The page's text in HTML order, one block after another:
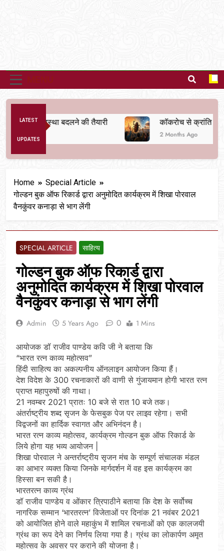
LATEST
UPDATES
व्यवस्था बदलने की तैयारी कॉकरोच से क्रांति तक
2 Months Ago
Home
Special Article
गोल्डन बुक ऑफ रिकार्ड द्वारा अनुमोदित कार्यक्रम में शिखा पोरवाल
वैनकुंवर कनाड़ा से भाग लेंगी
SPECIAL ARTICLE साहित्य
गोल्डन बुक ऑफ रिकार्ड द्वारा
अनुमोदित कार्यक्रम में शिखा पोरवाल
वैनकुंवर कनाड़ा से भाग लेंगी
Admin 5 Years Ago 0 1 Mins
आयोजक डॉ राजीव पाण्डेय कवि जी ने बताया कि
“भारत रत्न काव्य महोत्सव”
हिंदी साहित्य का अकल्पनीय ऑनलाइन आयोजन किया हैं।
देश विदेश के 300 रचनाकारों की वाणी से गुंजायमान होगी भारत रत्न
प्राप्त महापुरुषों की गाथा।
21 नवम्बर 2021 प्रातः 10 बजे से रात 10 बजे तक।
अंतर्राष्ट्रीय शब्द सृजन के फेसबुक पेज पर लाइव रहेगा। सभी
विद्वजनों का हार्दिक स्वागत और अभिनंदन है।
भारत रत्न काव्य महोत्सव, कार्यक्रम गोल्डन बुक ऑफ रिकार्ड के
लिये होगा यह भव्य आयोजन |
शिखा पोरवाल ने अन्तर्राष्ट्रीय सृजन मंच के सम्पूर्ण संचालक मंडल
का आभार व्यक्त किया जिनके मार्गदर्शन में वह इस कार्यक्रम का
हिस्सा बन सकी है।
भारतरत्न काव्य ग्रंथ
डॉ राजीव पाण्डेय व ओंकार त्रिपाठीने बताया कि देश के सर्वोच्च
नागरिक सम्मान ‘भारतरत्न’ विजेताओं पर दिनांक 21 नवंबर 2021
को आयोजित होने वाले महाकुंभ में शामिल रचनाओं को एक कालजयी
ग्रंथ का रूप देने का निर्णय लिया गया है। ग्रंथ का लोकार्पण अमृत
महोत्सव के अवसर पर कराने की योजना है।